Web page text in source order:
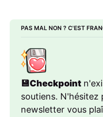
PAS MAL NON ? C'EST
💾Checkpoint
soutiens. N'hésitez
newsletter vous